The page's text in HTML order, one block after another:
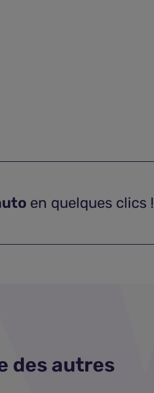
en quelques clics !
des autres